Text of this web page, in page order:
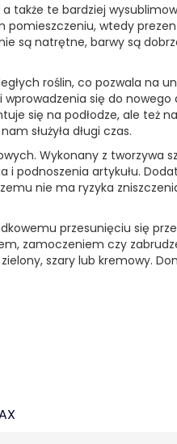
także te bardziej
wtedy
są natrętne, barwy są
roślin, co pozwala na
się do nowego
się na podłodze, ale też
służyła długi czas.
Wykonany z tworzywa
i podnoszenia artykułu.
nie ma ryzyka
przesunięciu się
zamoczeniem czy
szary lub kremowy.